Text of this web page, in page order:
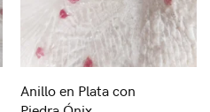
Anillo en Plata con